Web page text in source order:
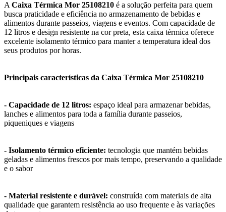
A Caixa Térmica Mor 25108210 é a solução perfeita para quem
busca praticidade e eficiência no armazenamento de bebidas e
alimentos durante passeios, viagens e eventos. Com capacidade de
12 litros e design resistente na cor preta, esta caixa térmica oferece
excelente isolamento térmico para manter a temperatura ideal dos
seus produtos por horas.
Principais características da Caixa Térmica Mor 25108210
- Capacidade de 12 litros: espaço ideal para armazenar bebidas,
lanches e alimentos para toda a família durante passeios,
piqueniques e viagens
- Isolamento térmico eficiente: tecnologia que mantém bebidas
geladas e alimentos frescos por mais tempo, preservando a qualidade
e o sabor
- Material resistente e durável: construída com materiais de alta
qualidade que garantem resistência ao uso frequente e às variações